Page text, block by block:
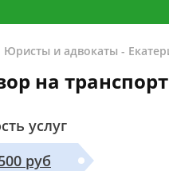
Юристы и адвокаты -
на
услуг
руб